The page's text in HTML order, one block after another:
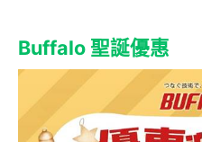
Buffalo 聖誕優惠